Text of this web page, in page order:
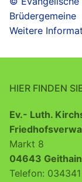
Brüdergemeine
Weitere
HIER FINDEN
Ev.- Luth.
Markt 8
04643 Geithain
Telefon: